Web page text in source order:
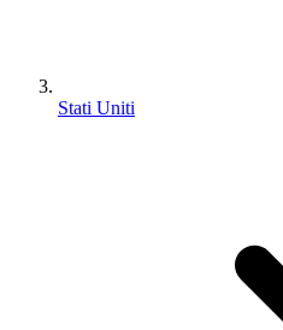
Stati Uniti